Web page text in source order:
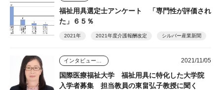
福祉用具選定士アンケート 「専門性が評価され
た」６５％
2021年 2021年度介護報酬改定 シルバー産業新聞
2021/11/05
国際医療福祉大学 福祉用具に特化した大学院
入学者募集 担当教員の東畠弘子教授に聞く